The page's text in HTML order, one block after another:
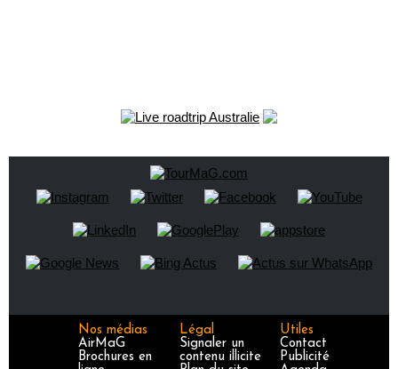
Nos médias
AirMaG
Brochures en
Légal
Signaler un
contenu illicite
Utiles
Contact
Publicité